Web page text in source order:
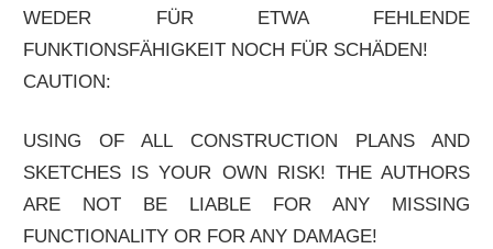
WEDER FÜR ETWA FEHLENDE
FUNKTIONSFÄHIGKEIT NOCH FÜR SCHÄDEN!
CAUTION:
USING OF ALL CONSTRUCTION PLANS AND
SKETCHES IS YOUR OWN RISK! THE AUTHORS
ARE NOT BE LIABLE FOR ANY MISSING
FUNCTIONALITY OR FOR ANY DAMAGE!